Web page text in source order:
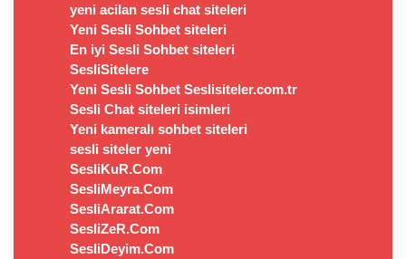
yeni acilan sesli chat siteleri
Yeni Sesli Sohbet siteleri
En iyi Sesli Sohbet siteleri
SesliSitelere
Yeni Sesli Sohbet Seslisiteler.com.tr
Sesli Chat siteleri isimleri
Yeni kameralı sohbet siteleri
sesli siteler yeni
SesliKuR.Com
SesliMeyra.Com
SesliArarat.Com
SesliZeR.Com
SesliDeyim.Com